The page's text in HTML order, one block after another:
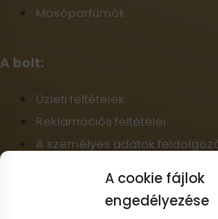
A cookie fájlok
engedélyezése
Mosóparfümök
A bolt:
Üzleti feltételek
Reklamációs feltételei
A személyes adatok
Cookie-fájlok
Nagykereskedelem